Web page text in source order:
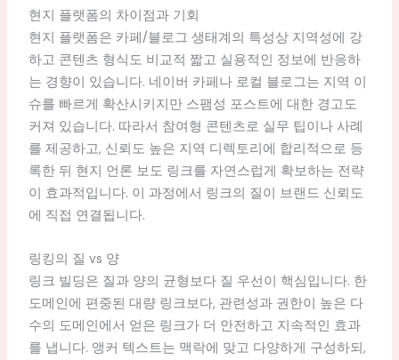
현지 플랫폼의 차이점과 기회
현지 플랫폼은 카페/블로그 생태계의 특성상 지역성에 강
하고 콘텐츠 형식도 비교적 짧고 실용적인 정보에 반응하
는 경향이 있습니다. 네이버 카페나 로컬 블로그는 지역 이
슈를 빠르게 확산시키지만 스팸성 포스트에 대한 경고도
커져 있습니다. 따라서 참여형 콘텐츠로 실무 팁이나 사례
를 제공하고, 신뢰도 높은 지역 디렉토리에 합리적으로 등
록한 뒤 현지 언론 보도 링크를 자연스럽게 확보하는 전략
이 효과적입니다. 이 과정에서 링크의 질이 브랜드 신뢰도
에 직접 연결됩니다.
링킹의 질 vs 양
링크 빌딩은 질과 양의 균형보다 질 우선이 핵심입니다. 한
도메인에 편중된 대량 링크보다, 관련성과 권한이 높은 다
수의 도메인에서 얻은 링크가 더 안전하고 지속적인 효과
를 냅니다. 앵커 텍스트는 맥락에 맞고 다양하게 구성하되,